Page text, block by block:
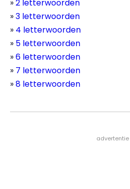
2 letterwoorden
3 letterwoorden
4 letterwoorden
5 letterwoorden
6 letterwoorden
7 letterwoorden
8 letterwoorden
- advertentie -